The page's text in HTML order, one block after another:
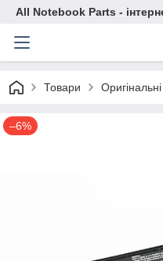
All Notebook Parts -
Товари
–6%